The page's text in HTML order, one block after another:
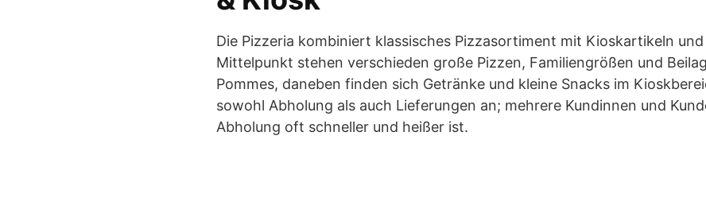
Die Pizzeria kombiniert klassisches Pizzasortiment mit Kioskartikeln
Mittelpunkt stehen verschieden große Pizzen, Familiengrößen und
Pommes, daneben finden sich Getränke und kleine Snacks im
sowohl Abholung als auch Lieferungen an; mehrere Kundinnen und
Abholung oft schneller und heißer ist.